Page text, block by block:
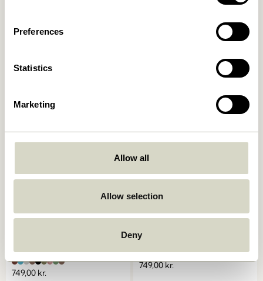
Preferences
Statistics
Marketing
Allow all
Allow selection
Deny
749,00kr.
Bourgogne
749,00 kr.
Mush Transportabel Lampe
749,00kr.